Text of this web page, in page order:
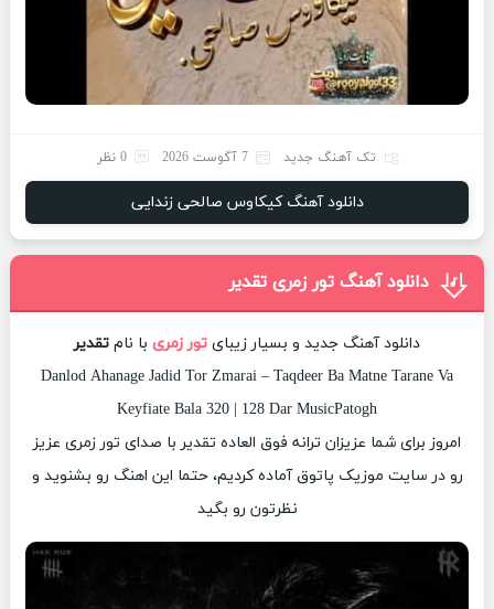
تک آهنگ جدید 7 آگوست 2026 0 نظر
دانلود آهنگ کیکاوس صالحی زندایی
دانلود آهنگ تور زمری تقدیر
دانلود آهنگ جدید و بسیار زیبای تور زمری با نام تقدیر
Danlod Ahanage Jadid Tor Zmarai – Taqdeer Ba Matne Tarane Va
Keyfiate Bala 320 | 128 Dar MusicPatogh
امروز برای شما عزیزان ترانه فوق العاده تقدیر با صدای تور زمری عزیز
رو در سایت موزیک پاتوق آماده کردیم، حتما این اهنگ رو بشنوید و
نظرتون رو بگید